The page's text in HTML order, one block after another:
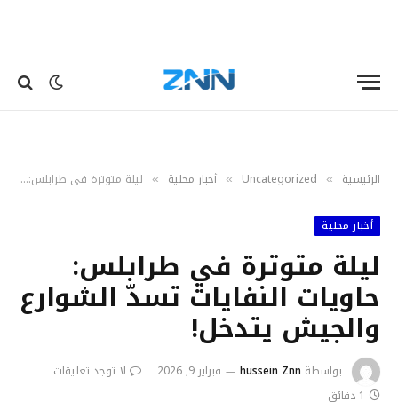
الرئيسية »
Uncategorized
» أخبار محلية » ليلة متوترة في طرابلس: حاويات النفايات تسدّ الشوارع والجيش يتدخل!
أخبار محلية
ليلة متوترة في طرابلس:
حاويات النفايات تسدّ الشوارع
والجيش يتدخل!
بواسطة hussein Znn فبراير 9, 2026
لا توجد تعليقات
1 دقائق